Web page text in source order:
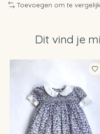
Toevoegen om te
Dit vind je
Items van